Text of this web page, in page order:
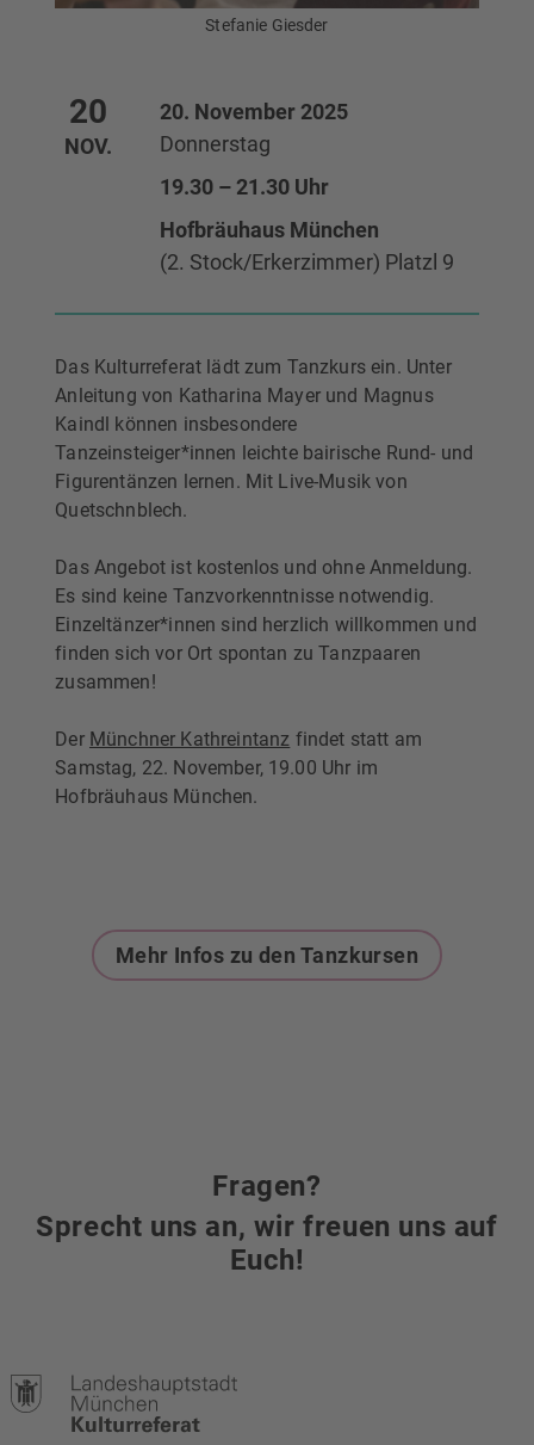
Stefanie Giesder
20
NOV.
20. November 2025
Donnerstag
19.30 – 21.30 Uhr
Hofbräuhaus München
(2. Stock/Erkerzimmer) Platzl 9
Das Kulturreferat lädt zum Tanzkurs ein. Unter
Anleitung von Katharina Mayer und Magnus
Kaindl können insbesondere
Tanzeinsteiger*innen leichte bairische Rund- und
Figurentänzen lernen. Mit Live-Musik von
Quetschnblech.
Das Angebot ist kostenlos und ohne Anmeldung.
Es sind keine Tanzvorkenntnisse notwendig.
Einzeltänzer*innen sind herzlich willkommen und
finden sich vor Ort spontan zu Tanzpaaren
zusammen!
Der Münchner Kathreintanz findet statt am
Samstag, 22. November, 19.00 Uhr im
Hofbräuhaus München.
Mehr Infos zu den Tanzkursen
Fragen?
Sprecht uns an, wir freuen uns auf
Euch!